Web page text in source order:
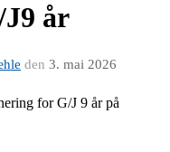
år
den 3. mai 2026
for G/J 9 år på